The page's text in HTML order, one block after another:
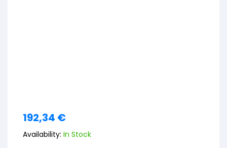
192,34 €
Availability: In Stock